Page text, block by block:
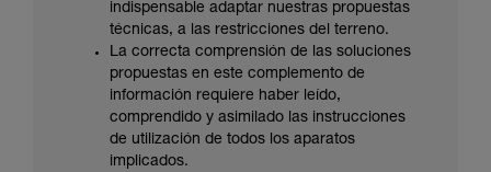
indispensable adaptar nuestras propuestas
técnicas, a las restricciones del terreno.
La correcta comprensión de las soluciones
propuestas en este complemento de
información requiere haber leído,
comprendido y asimilado las instrucciones
de utilización de todos los aparatos
implicados.